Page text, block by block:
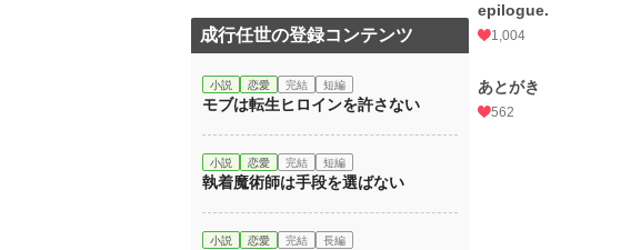
epilogue.
1,004
あとがき
562
成行任世の登録コンテンツ
小説 恋愛 完結 短編
モブは転生ヒロインを許さない
小説 恋愛 完結 短編
執着魔術師は手段を選ばない
小説 恋愛 完結 長編